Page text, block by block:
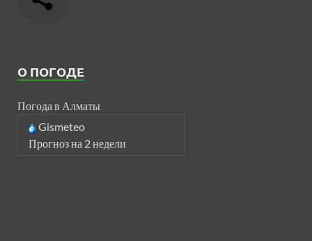
О ПОГОДЕ
Погода в Алматы
Gismeteo
Прогноз на 2 недели